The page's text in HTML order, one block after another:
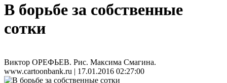
В борьбе за собственные
сотки
Виктор ОРЕФЬЕВ. Рис. Максима Смагина.
www.cartoonbank.ru | 17.01.2016 02:27:00